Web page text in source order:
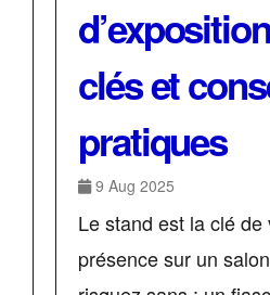
clés et
pratiques
9 Aug 2025
Le stand est la clé
présence sur un